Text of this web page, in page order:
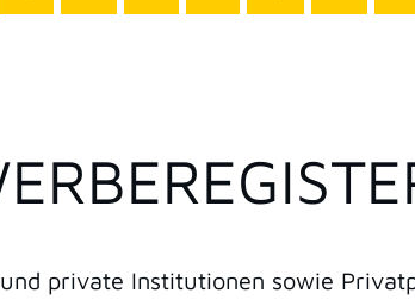
private Institutionen sowie